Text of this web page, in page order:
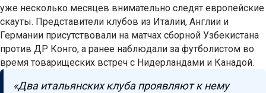
уже несколько месяцев внимательно следят европейские
скауты. Представители клубов из Италии, Англии и
Германии присутствовали на матчах сборной Узбекистана
против ДР Конго, а ранее наблюдали за футболистом во
время товарищеских встреч с Нидерландами и Канадой.
«Два итальянских клуба проявляют к нему